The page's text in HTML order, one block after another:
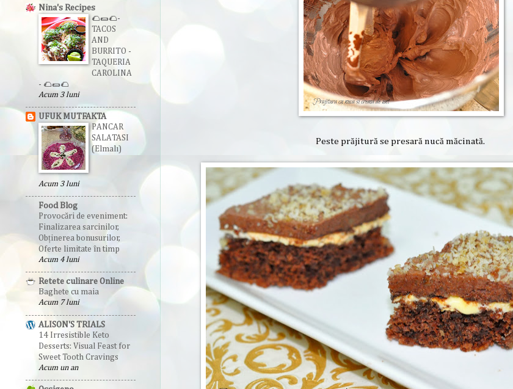
Peste prăjitură se presară nucă măcinată.
Nina's Recipes
🌮🌯🌮-
TACOS
AND
BURRITO -
TAQUERIA
CAROLINA
- 🌮🌯🌮
Acum 3 luni
UFUK MUTFAKTA
PANCAR
SALATASI
(Elmalı)
Acum 3 luni
Food Blog
Provocări de eveniment:
Finalizarea sarcinilor,
Obținerea bonusurilor,
Oferte limitate în timp
Acum 4 luni
Retete culinare Online
Baghete cu maia
Acum 7 luni
ALISON'S TRIALS
14 Irresistible Keto
Desserts: Visual Feast for
Sweet Tooth Cravings
Acum un an